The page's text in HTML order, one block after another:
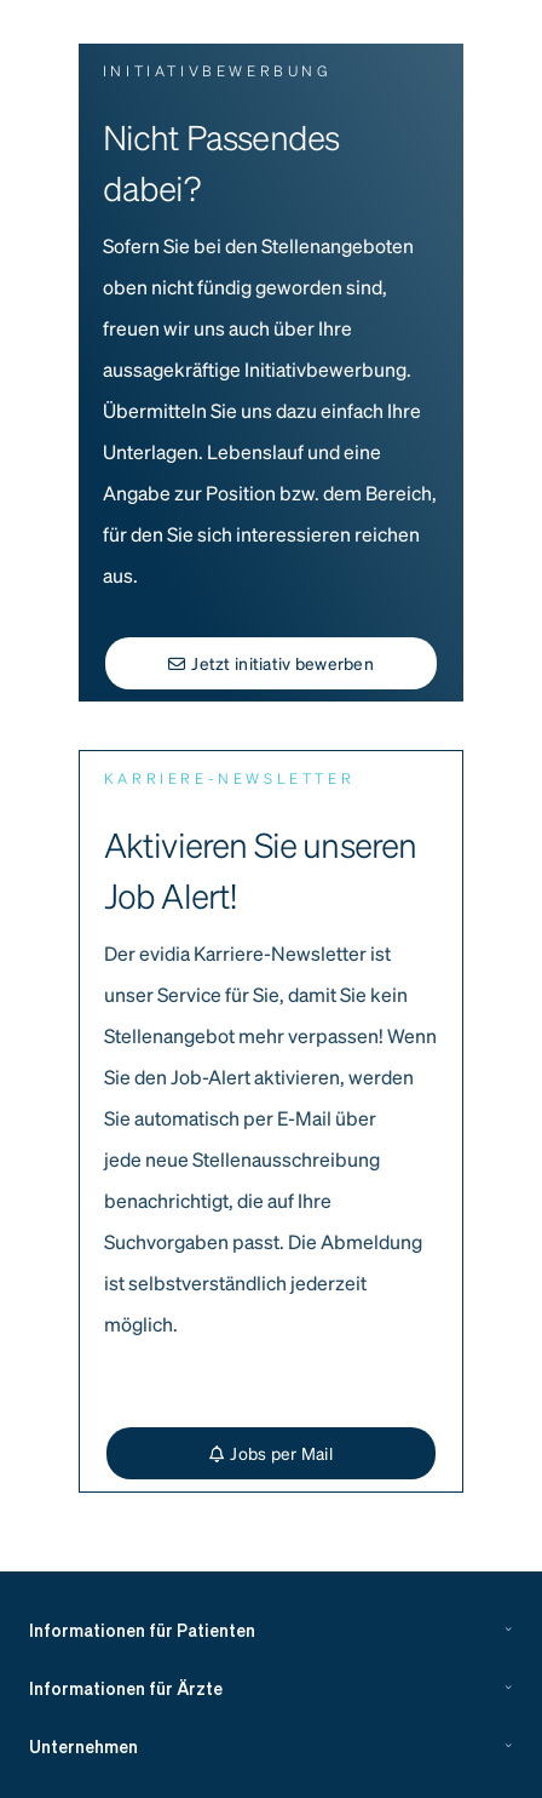
INITIATIVBEWERBUNG
Nicht Passendes
dabei?
Sofern Sie bei den Stellenangeboten
oben nicht fündig geworden sind,
freuen wir uns auch über Ihre
aussagekräftige Initiativbewerbung.
Übermitteln Sie uns dazu einfach Ihre
Unterlagen. Lebenslauf und eine
Angabe zur Position bzw. dem Bereich,
für den Sie sich interessieren reichen
aus.
Jetzt initiativ bewerben
KARRIERE-NEWSLETTER
Aktivieren Sie unseren
Job Alert!
Der evidia Karriere-Newsletter ist
unser Service für Sie, damit Sie kein
Stellenangebot mehr verpassen! Wenn
Sie den Job-Alert aktivieren, werden
Sie automatisch per E-Mail über
jede neue Stellenausschreibung
benachrichtigt, die auf Ihre
Suchvorgaben passt. Die Abmeldung
ist selbstverständlich jederzeit
möglich.
Jobs per Mail
Informationen für Patienten
Informationen für Ärzte
Unternehmen